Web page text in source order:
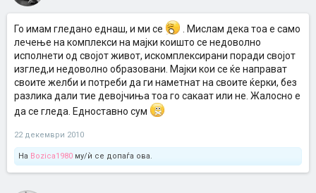
Го имам гледано еднаш, и ми се
. Мислам дека тоа е само
лечење на комплекси на мајки коишто се недоволно
исполнети од својот живот, искомплексирани поради својот
изглед,и недоволно образовани. Мајки кои се ќе направат
своите желби и потреби да ги наметнат на своите ќерки, без
разлика дали тие девојчиња тоа го сакаат или не. Жалосно е
да се гледа. Едноставно сум
22 декември 2010
На Bozica1980 му/ѝ се допаѓа ова.